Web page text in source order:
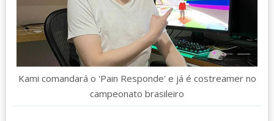
Kami comandará o 'Pain Responde' e já é costreamer no
campeonato brasileiro